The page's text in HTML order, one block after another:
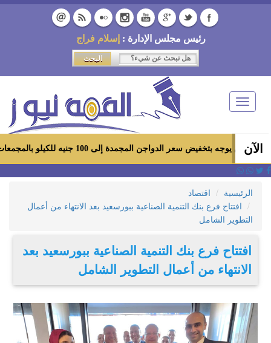
رئيس مجلس الإدارة : إسلام فراج
Toggle
navigation
الآن
سعر الدواجن المجمدة إلى 100 جنيه للكيلو بالمجمعات الاستهلاكية ومعارض «أهلاً رمضان»
الرئيسية
اقتصاد
افتتاح فرع بنك التنمية الصناعية ببورسعيد بعد الانتهاء من أعمال
التطوير الشامل
افتتاح فرع بنك التنمية الصناعية ببورسعيد بعد
الانتهاء من أعمال التطوير الشامل